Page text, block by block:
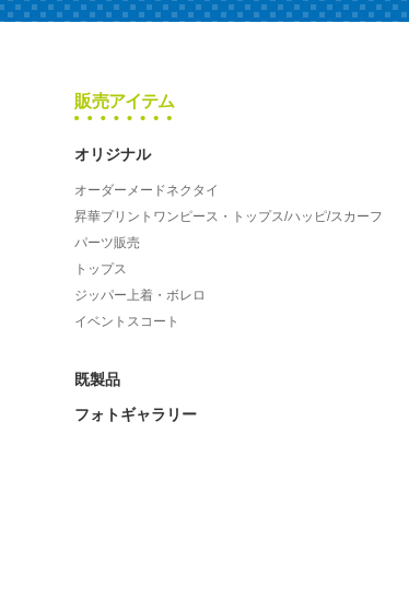
販売アイテム
オリジナル
オーダーメードネクタイ
昇華プリントワンピース・トップス/ハッピ/スカーフ
パーツ販売
トップス
ジッパー上着・ボレロ
イベントスコート
既製品
フォトギャラリー